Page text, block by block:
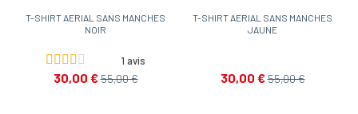
T-SHIRT AERIAL SANS MANCHES
NOIR
1 avis
30,00 €55,00 €
T-SHIRT AERIAL SANS MANCHES
JAUNE
30,00 €55,00 €